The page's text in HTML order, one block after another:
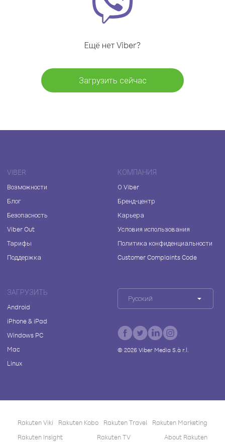
Ещё нет Viber?
Загрузить сейчас
VIBER
Возможности
Блог
Безопасность
Viber Out
Тарифы
Поддержка
КОМПАНИЯ
О Viber
Бренд-центр
Карьера
Условия использования
Политика конфиденциальности
Customer Complaints Code
ЗАГРУЗИТЬ
Android
iPhone & iPad
Windows PC
Mac
Linux
Русский
© 2026Viber Media S.à r.l.
Rakuten Viki Rakuten Kobo Rakuten Travel
Rakuten Marketing
Rakuten Insight
Rakuten TV About Rakuten